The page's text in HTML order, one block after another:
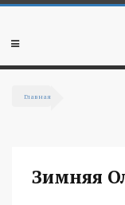
Перейти к основному
Мобильное
Главная
Зимняя